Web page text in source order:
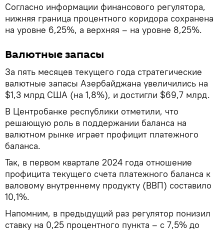
Согласно информации финансового регулятора,
нижняя граница процентного коридора сохранена
на уровне 6,25%, а верхняя – на уровне 8,25%.
Валютные запасы
За пять месяцев текущего года стратегические
валютные запасы Азербайджана увеличились на
$1,3 млрд США (на 1,8%), и достигли $69,7 млрд.
В Центробанке республики отметили, что
решающую роль в поддержании баланса на
валютном рынке играет профицит платежного
баланса.
Так, в первом квартале 2024 года отношение
профицита текущего счета платежного баланса к
валовому внутреннему продукту (ВВП) составило
10,1%.
Напомним, в предыдущий раз регулятор понизил
ставку на 0,25 процентного пункта – с 7,5% до